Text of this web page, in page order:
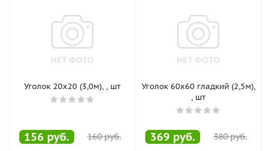
Уголок 20х20 (3,0м), , шт
156 руб. 160руб.
Уголок 60х60 гладкий (2,5м),
, шт
369 руб. 380руб.